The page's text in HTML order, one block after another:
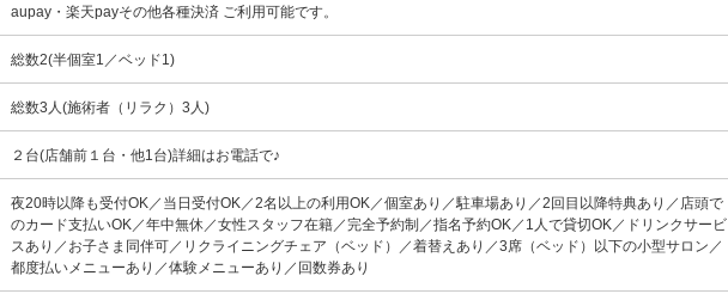
aupay・楽天payその他各種決済 ご利用可能です。
総数2(半個室1／ベッド1)
総数3人(施術者（リラク）3人)
２台(店舗前１台・他1台)詳細はお電話で♪
夜20時以降も受付OK／当日受付OK／2名以上の利用OK／個室あり／駐車場あり／2回目以降特典あり／店頭で
のカード支払いOK／年中無休／女性スタッフ在籍／完全予約制／指名予約OK／1人で貸切OK／ドリンクサービ
スあり／お子さま同伴可／リクライニングチェア（ベッド）／着替えあり／3席（ベッド）以下の小型サロン／
都度払いメニューあり／体験メニューあり／回数券あり